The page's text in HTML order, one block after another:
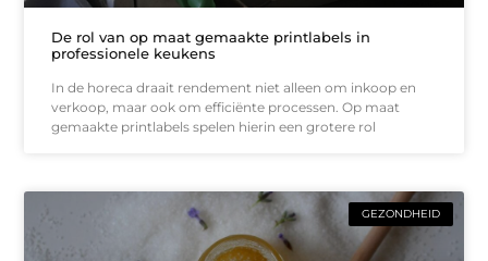
De rol van op maat gemaakte printlabels in
professionele keukens
In de horeca draait rendement niet alleen om inkoop en
verkoop, maar ook om efficiënte processen. Op maat
gemaakte printlabels spelen hierin een grotere rol
GEZONDHEID